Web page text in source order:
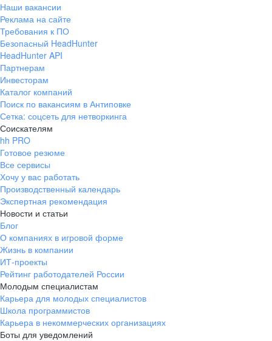
Наши вакансии
Реклама на сайте
Требования к ПО
Безопасный HeadHunter
HeadHunter API
Партнерам
Инвесторам
Каталог компаний
Поиск по вакансиям в Антиповке
Сетка: соцсеть для нетворкинга
Соискателям
hh PRO
Готовое резюме
Все сервисы
Хочу у вас работать
Производственный календарь
Экспертная рекомендация
Новости и статьи
Блог
О компаниях в игровой форме
Жизнь в компании
ИТ-проекты
Рейтинг работодателей России
Молодым специалистам
Карьера для молодых специалистов
Школа программистов
Карьера в некоммерческих организациях
Боты для уведомлений